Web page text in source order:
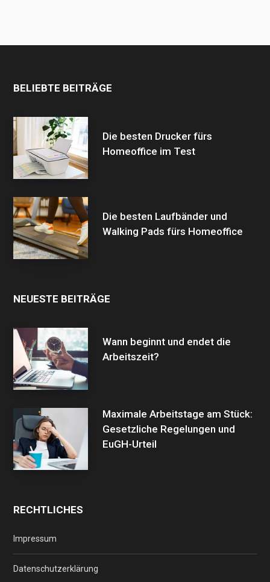
BELIEBTE BEITRÄGE
Die besten Drucker fürs
Homeoffice im Test
Die besten Laufbänder und
Walking Pads fürs Homeoffice
NEUESTE BEITRÄGE
Wann beginnt und endet die
Arbeitszeit?
Maximale Arbeitstage am Stück:
Gesetzliche Regelungen und
EuGH-Urteil
RECHTLICHES
Impressum
Datenschutzerklärung